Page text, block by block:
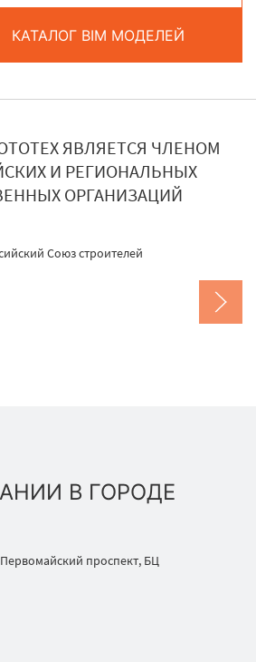
КАТАЛОГ BIM МОДЕЛЕЙ
ЯВЛЯЕТСЯ ЧЛЕНОМ
И РЕГИОНАЛЬНЫХ
ОРГАНИЗАЦИЙ
В ГОРОДЕ
Первомайский проспект, БЦ